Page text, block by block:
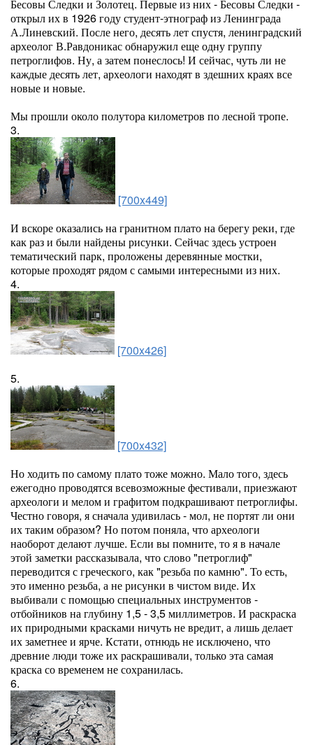
Бесовы Следки и Золотец. Первые из них - Бесовы Следки -
открыл их в 1926 году студент-этнограф из Ленинграда
А.Линевский. После него, десять лет спустя, ленинградский
археолог В.Равдоникас обнаружил еще одну группу
петроглифов. Ну, а затем понеслось! И сейчас, чуть ли не
каждые десять лет, археологи находят в здешних краях все
новые и новые.
Мы прошли около полутора километров по лесной тропе.
3.
[700x449]
И вскоре оказались на гранитном плато на берегу реки, где
как раз и были найдены рисунки. Сейчас здесь устроен
тематический парк, проложены деревянные мостки,
которые проходят рядом с самыми интересными из них.
4.
[700x426]
5.
[700x432]
Но ходить по самому плато тоже можно. Мало того, здесь
ежегодно проводятся всевозможные фестивали, приезжают
археологи и мелом и графитом подкрашивают петроглифы.
Честно говоря, я сначала удивилась - мол, не портят ли они
их таким образом? Но потом поняла, что археологи
наоборот делают лучше. Если вы помните, то я в начале
этой заметки рассказывала, что слово "петроглиф"
переводится с греческого, как "резьба по камню". То есть,
это именно резьба, а не рисунки в чистом виде. Их
выбивали с помощью специальных инструментов -
отбойников на глубину 1,5 - 3,5 миллиметров. И раскраска
их природными красками ничуть не вредит, а лишь делает
их заметнее и ярче. Кстати, отнюдь не исключено, что
древние люди тоже их раскрашивали, только эта самая
краска со временем не сохранилась.
6.